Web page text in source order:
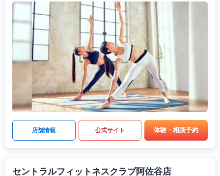
店舗情報 公式サイト 体験・相談予約
セントラルフィットネスクラブ阿佐谷店